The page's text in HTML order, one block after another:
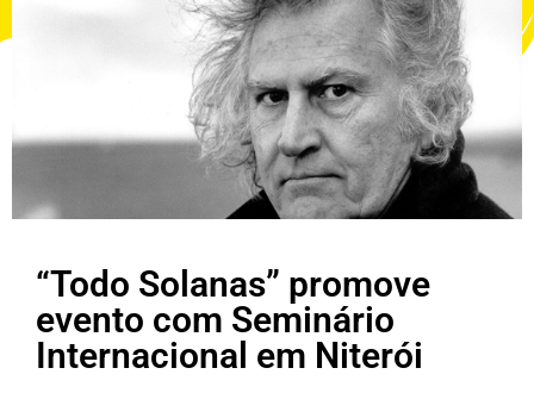
“Todo Solanas” promove
evento com Seminário
Internacional em Niterói